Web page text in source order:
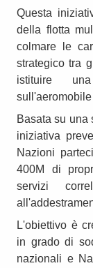
Questa
della flotta
colmare le
strategico tra
istituire
Basata su una
iniziativa
Nazioni
400M di
servizi
L'obiettivo è
in grado di
nazionali e